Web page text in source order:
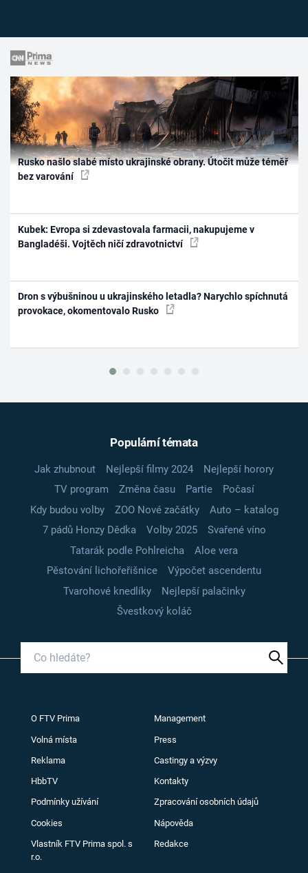
Rusko našlo slabé místo ukrajinské obrany. Útočit může téměř
bez varování
Kubek: Evropa si zdevastovala farmacii, nakupujeme v
Bangladéši. Vojtěch ničí zdravotnictví
Dron s výbušninou u ukrajinského letadla? Narychlo spíchnutá
provokace, okomentovalo Rusko
Populární témata
Jak zhubnout Nejlepší filmy 2024
Nejlepší horory
TV program
Změna času Partie
Počasí
Kdy budou volby
ZOO Nové začátky
Auto – katalog
7 pádů Honzy Dědka
Volby 2025
Svařené víno
Tatarák podle Pohlreicha
Aloe vera
Pěstování lichořeřišnice
Výpočet ascendentu
Tvarohové knedlíky
Nejlepší palačinky
Švestkový koláč
O FTV Prima Management
Volná místa Press
Reklama Castingy a výzvy
HbbTV Kontakty
Podmínky užívání Zpracování osobních údajů
Cookies Nápověda
Vlastník FTV Prima spol. s
r.o.
Redakce